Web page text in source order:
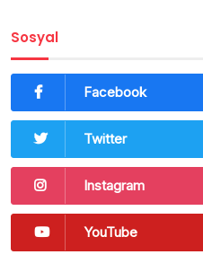
Sosyal
Facebook
Twitter
Instagram
YouTube